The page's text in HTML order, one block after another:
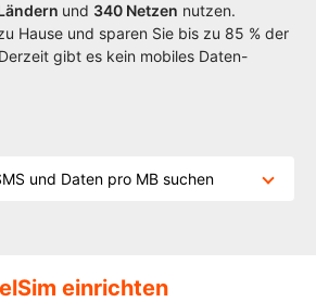
und 340 Netzen nutzen.
Hause und sparen Sie bis zu 85 % der
gibt es kein mobiles Daten-
und Daten pro MB suchen
einrichten